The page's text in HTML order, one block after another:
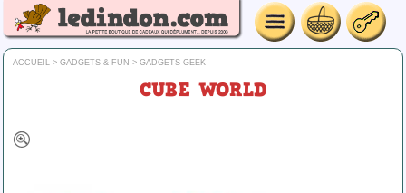
ACCUEIL > GADGETS & FUN > GADGETS GEEK
CUBE WORLD